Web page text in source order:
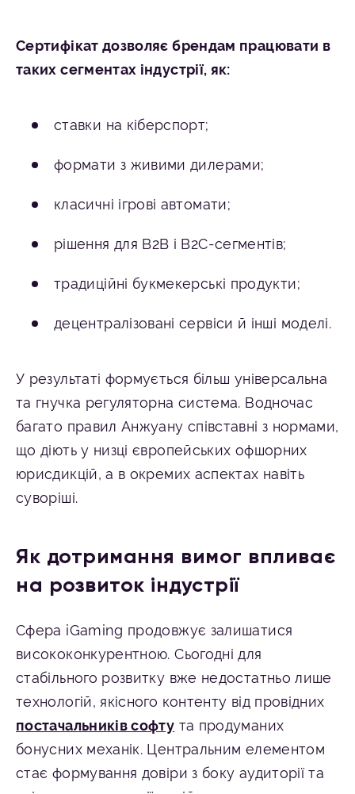
Сертифікат дозволяє брендам працювати в
таких сегментах індустрії, як:
ставки на кіберспорт;
формати з живими дилерами;
класичні ігрові автомати;
рішення для B2B і B2C-сегментів;
традиційні букмекерські продукти;
децентралізовані сервіси й інші моделі.
У результаті формується більш універсальна
та гнучка регуляторна система. Водночас
багато правил Анжуану співставні з нормами,
що діють у низці європейських офшорних
юрисдикцій, а в окремих аспектах навіть
суворіші.
Як дотримання вимог впливає
на розвиток індустрії
Сфера iGaming продовжує залишатися
висококонкурентною. Сьогодні для
стабільного розвитку вже недостатньо лише
технологій, якісного контенту від провідних
постачальників софту та продуманих
бонусних механік. Центральним елементом
стає формування довіри з боку аудиторії та